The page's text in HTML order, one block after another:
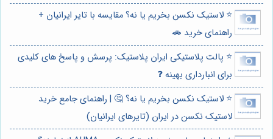
⭐️ لاستیک نکسن بخریم یا نه؟ مقایسه با تایر ایرانیان +
راهنمای خرید 🚗
⭐️ پالت پلاستیکی ایران پلاستیک: پرسش و پاسخ های کلیدی
برای انبارداری بهینه ❓
⭐️ لاستیک نکسن بخریم یا نه؟ 🤔 | راهنمای جامع خرید
لاستیک نکسن در ایران (تایرهای ایرانیان)